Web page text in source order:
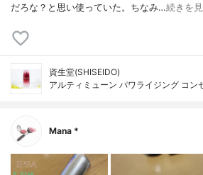
だろな？と思い使っていた。ちなみ…続きを
資生堂(SHISEIDO)
アルティミューン パワライジング コン
Mana *